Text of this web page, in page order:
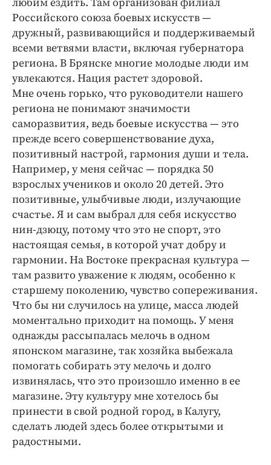
Российского союза боевых искусств —
дружный, развивающийся и поддерживаемый
всеми ветвями власти, включая губернатора
региона. В Брянске многие молодые люди им
увлекаются. Нация растет здоровой.
Мне очень горько, что руководители нашего
региона не понимают значимости
саморазвития, ведь боевые искусства — это
прежде всего совершенствование духа,
позитивный настрой, гармония души и тела.
Например, у меня сейчас — порядка 50
взрослых учеников и около 20 детей. Это
позитивные, улыбчивые люди, излучающие
счастье. Я и сам выбрал для себя искусство
нин-дзюцу, потому что это не спорт, это
настоящая семья, в которой учат добру и
гармонии. На Востоке прекрасная культура —
там развито уважение к людям, особенно к
старшему поколению, чувство сопереживания.
Что бы ни случилось на улице, масса людей
моментально приходит на помощь. У меня
однажды рассыпалась мелочь в одном
японском магазине, так хозяйка выбежала
помогать собирать эту мелочь и долго
извинялась, что это произошло именно в ее
магазине. Эту культуру мне хотелось бы
принести в свой родной город, в Калугу,
сделать людей здесь более открытыми и
радостными.